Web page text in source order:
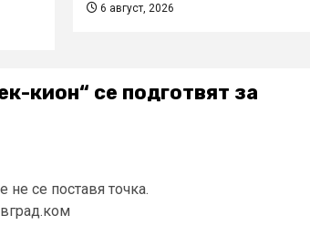
6 август, 2026
кион“ се подготвят за
не се поставя точка.